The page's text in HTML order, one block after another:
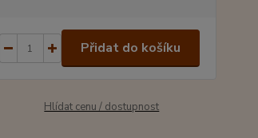
Přidat do košíku
Hlídat cenu / dostupnost